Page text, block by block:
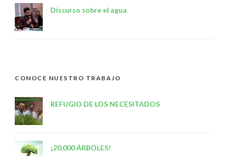
Discurso sobre el agua
CONOCE NUESTRO TRABAJO
REFUGIO DE LOS NECESITADOS
¡20,000 ÁRBOLES!